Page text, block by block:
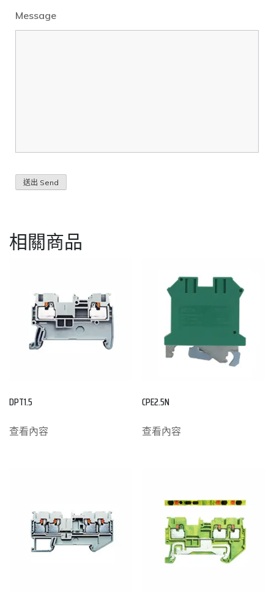
Message
相關商品
DPT1.5
查看內容
CPE2.5N
查看內容